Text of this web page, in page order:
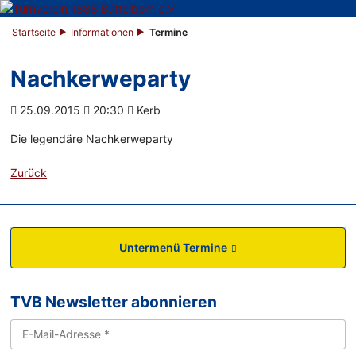
Startseite Informationen Termine
Nachkerweparty
25.09.2015 20:30 Kerb
Die legendäre Nachkerweparty
Zurück
Untermenü Termine
TVB Newsletter abonnieren